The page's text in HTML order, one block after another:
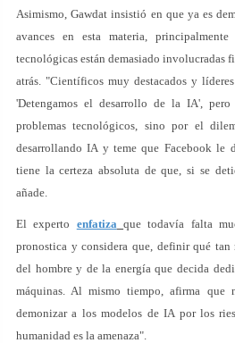
Asimismo, Gawdat insistió en que ya es
avances en esta materia,
tecnológicas están demasiado involucradas
atrás. "Científicos muy destacados y
'Detengamos el desarrollo de la IA',
problemas tecnológicos, sino por el
desarrollando IA y teme que Facebook le
tiene la certeza absoluta de que, si se
añade.
El experto enfatiza que todavía falta
pronostica y considera que, definir qué
del hombre y de la energía que decida
máquinas. Al mismo tiempo, afirma que
demonizar a los modelos de IA por los
humanidad es la amenaza".